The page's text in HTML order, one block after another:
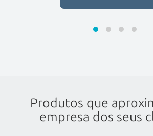
Produtos que
empresa dos seus